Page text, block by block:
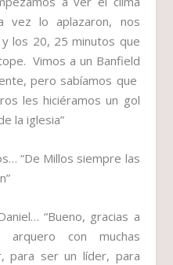
vez lo aplazaron, nos
los 20, 25 minutos que
Vimos a un Banfield
pero sabíamos que
les hiciéramos un gol
la iglesia”
“De Millos siempre las
“Bueno, gracias a
con muchas
para ser un líder, para